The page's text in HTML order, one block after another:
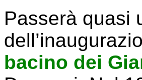
Passerà quasi
bacino dei